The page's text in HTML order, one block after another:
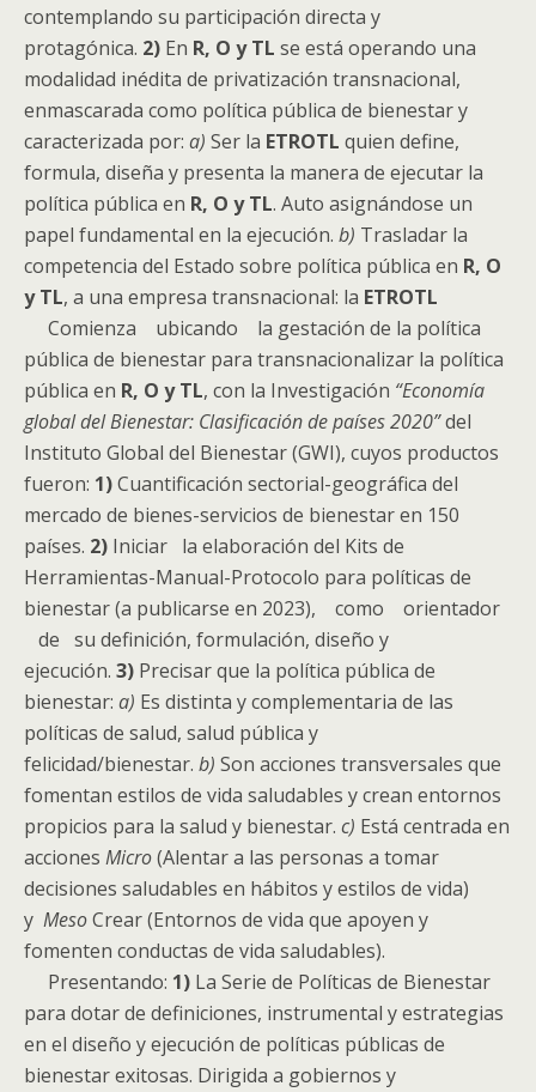
contemplando su participación directa y
protagónica. 2) En R, O y TL se está operando una
modalidad inédita de privatización transnacional,
enmascarada como política pública de bienestar y
caracterizada por: a) Ser la ETROTL quien define,
formula, diseña y presenta la manera de ejecutar la
política pública en R, O y TL. Auto asignándose un
papel fundamental en la ejecución. b) Trasladar la
competencia del Estado sobre política pública en R, O
y TL, a una empresa transnacional: la ETROTL
Comienza ubicando la gestación de la política
pública de bienestar para transnacionalizar la política
pública en R, O y TL, con la Investigación “Economía
global del Bienestar: Clasificación de países 2020”del
Instituto Global del Bienestar (GWI), cuyos productos
fueron: 1)Cuantificación sectorial-geográfica del
mercado de bienes-servicios de bienestar en 150
países. 2) Iniciar la elaboración del Kits de
Herramientas-Manual-Protocolo para políticas de
bienestar (a publicarse en 2023), como orientador
de su definición, formulación, diseño y
ejecución. 3) Precisar que la política pública de
bienestar: a) Es distinta y complementaria de las
políticas de salud, salud pública y
felicidad/bienestar. b) Son acciones transversales que
fomentan estilos de vida saludables y crean entornos
propicios para la salud y bienestar. c) Está centrada en
acciones Micro(Alentar a las personas a tomar
decisiones saludables en hábitos y estilos de vida)
y MesoCrear (Entornos de vida que apoyen y
fomenten conductas de vida saludables).
Presentando: 1) La Serie de Políticas de Bienestar
para dotar de definiciones, instrumental y estrategias
en el diseño y ejecución de políticas públicas de
bienestar exitosas. Dirigida a gobiernos y